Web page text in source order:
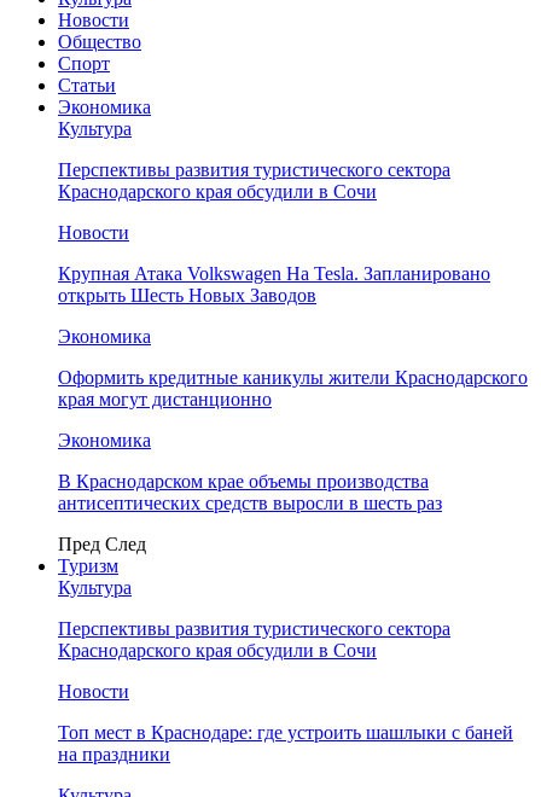
Новости
Общество
Спорт
Статьи
Экономика
Культура
Перспективы развития туристического сектора
Краснодарского края обсудили в Сочи
Новости
Крупная Атака Volkswagen На Tesla. Запланировано
открыть Шесть Новых Заводов
Экономика
Оформить кредитные каникулы жители Краснодарского
края могут дистанционно
Экономика
В Краснодарском крае объемы производства
антисептических средств выросли в шесть раз
Пред След
Туризм
Культура
Перспективы развития туристического сектора
Краснодарского края обсудили в Сочи
Новости
Топ мест в Краснодаре: где устроить шашлыки с баней
на праздники